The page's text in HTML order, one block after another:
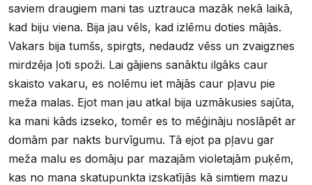
saviem draugiem mani tas uztrauca mazāk nekā laikā,
kad biju viena. Bija jau vēls, kad izlēmu doties mājās.
Vakars bija tumšs, spirgts, nedaudz vēss un zvaigznes
mirdzēja ļoti spoži. Lai gājiens sanāktu ilgāks caur
skaisto vakaru, es nolēmu iet mājās caur pļavu pie
meža malas. Ejot man jau atkal bija uzmākusies sajūta,
ka mani kāds izseko, tomēr es to mēģināju noslāpēt ar
domām par nakts burvīgumu. Tā ejot pa pļavu gar
meža malu es domāju par mazajām violetajām puķēm,
kas no mana skatupunkta izskatījās kā simtiem mazu